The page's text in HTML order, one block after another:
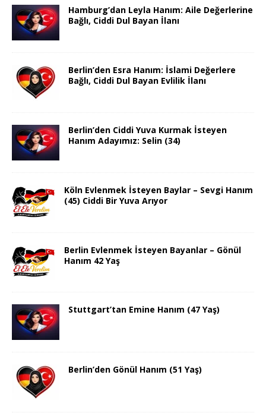
Hamburg’dan Leyla Hanım: Aile Değerlerine
Bağlı, Ciddi Dul Bayan İlanı
Berlin’den Esra Hanım: İslami Değerlere
Bağlı, Ciddi Dul Bayan Evlilik İlanı
Berlin’den Ciddi Yuva Kurmak İsteyen
Hanım Adayımız: Selin (34)
Köln Evlenmek İsteyen Baylar – Sevgi Hanım
(45) Ciddi Bir Yuva Arıyor
Berlin Evlenmek İsteyen Bayanlar – Gönül
Hanım 42 Yaş
Stuttgart’tan Emine Hanım (47 Yaş)
Berlin’den Gönül Hanım (51 Yaş)